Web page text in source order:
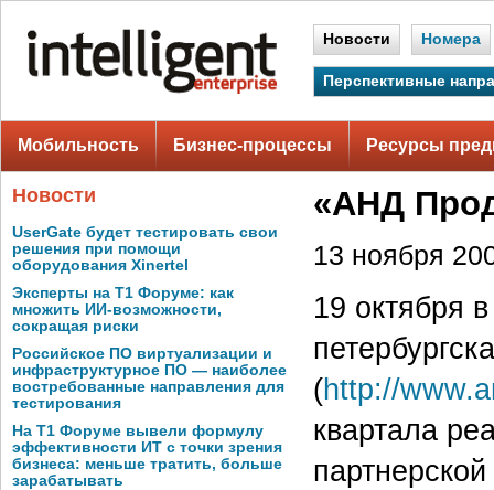
Новости Номера
Перспективные
Мобильность Бизнес-процессы Ресурсы
Новости
UserGate будет тестировать свои
решения при помощи
оборудования Xinertel
Эксперты на Т1 Форуме: как
множить ИИ-возможности,
сокращая риски
Российское ПО виртуализации и
инфраструктурное ПО — наиболее
востребованные направления для
тестирования
На Т1 Форуме вывели формулу
эффективности ИТ с точки зрения
бизнеса: меньше тратить, больше
зарабатывать
«АНД
13 ноября
19 октября
(http://
квартала